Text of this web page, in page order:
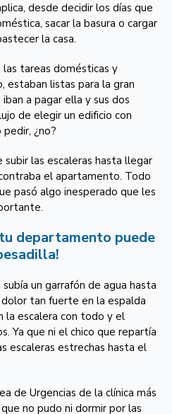
desde decidir los días que
sacar la basura o cargar
la casa.
tareas domésticas y
estaban listas para la gran
a pagar ella y sus dos
de elegir un edificio con
¿no?
las escaleras hasta llegar
el apartamento. Todo
pasó algo inesperado que les
departamento puede
un garrafón de agua hasta
tan fuerte en la espalda
la escalera con todo y el
Ya que ni el chico que repartía
escaleras estrechas hasta el
de Urgencias de la clínica más
no pudo ni dormir por las